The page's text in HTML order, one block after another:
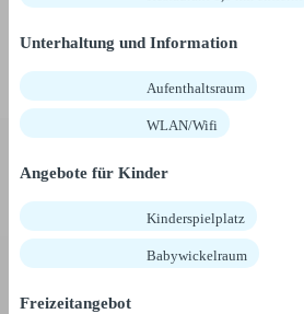
Unterhaltung und Information
Aufenthaltsraum
WLAN/Wifi
Angebote für Kinder
Kinderspielplatz
Babywickelraum
Freizeitangebot